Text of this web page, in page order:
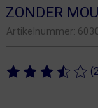
ZONDER
Artikelnummer: